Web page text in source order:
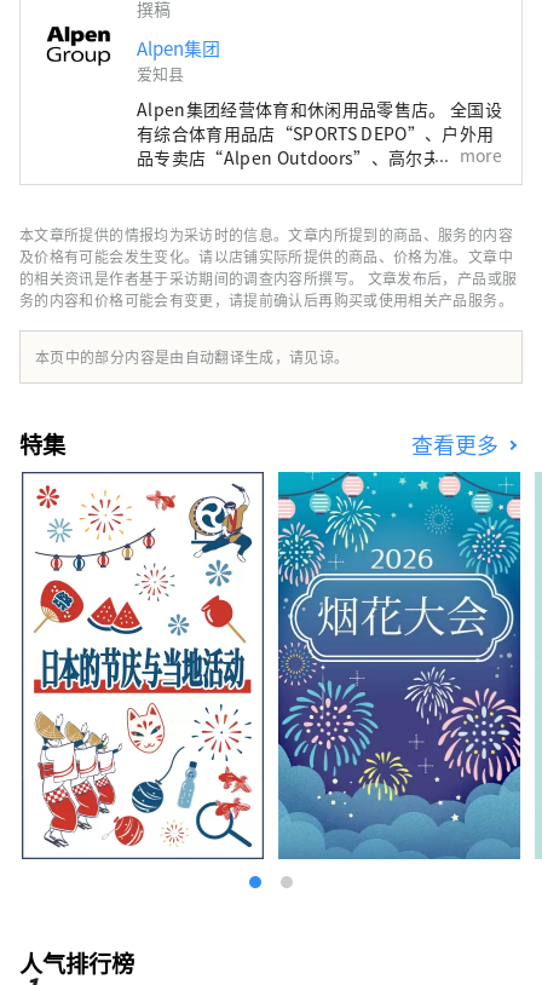
撰稿
Alpen集团
爱知县
Alpen集团经营体育和休闲用品零售店。 全国设
有综合体育用品店“SPORTS DEPO”、户外用
品专卖店“Alpen Outdoors”、高尔夫专卖店
“GOLF5”，销售知名运动品牌的体育用品。
品和服务选择，以满足所有运动爱好者的需求。
more
本文章所提供的情报均为采访时的信息。文章内所提到的商品、服务的内容
及价格有可能会发生变化。请以店铺实际所提供的商品、价格为准。文章中
的相关资讯是作者基于采访期间的调查内容所撰写。 文章发布后，产品或服
务的内容和价格可能会有变更，请提前确认后再购买或使用相关产品服务。
本页中的部分内容是由自动翻译生成，请见谅。
特集 查看更多
人气排行榜